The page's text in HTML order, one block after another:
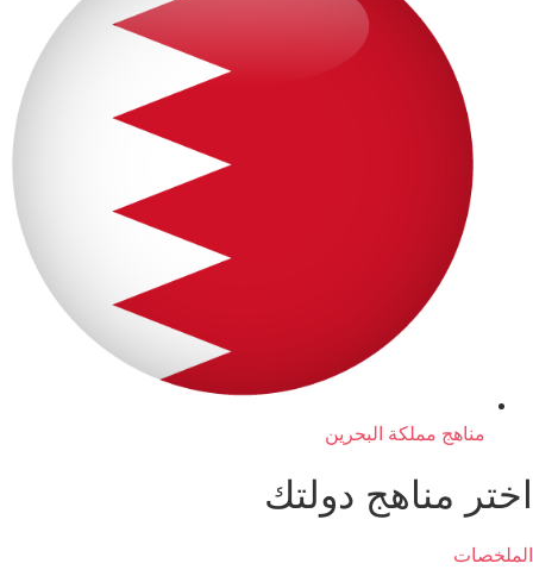
مناهج مملكة البحرين
اختر مناهج دولتك
الملخصات